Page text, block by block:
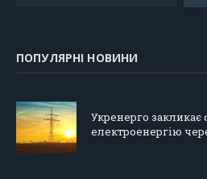
ПОПУЛЯРНІ НОВИНИ
Укренерго
електроенергію